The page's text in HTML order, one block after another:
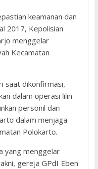
keamanan dan
2017, Kepolisian
menggelar
Kecamatan
saat dikonfirmasi,
dalam operasi lilin
personil dan
dalam menjaga
Polokarto.
yang menggelar
gereja GPdI Eben